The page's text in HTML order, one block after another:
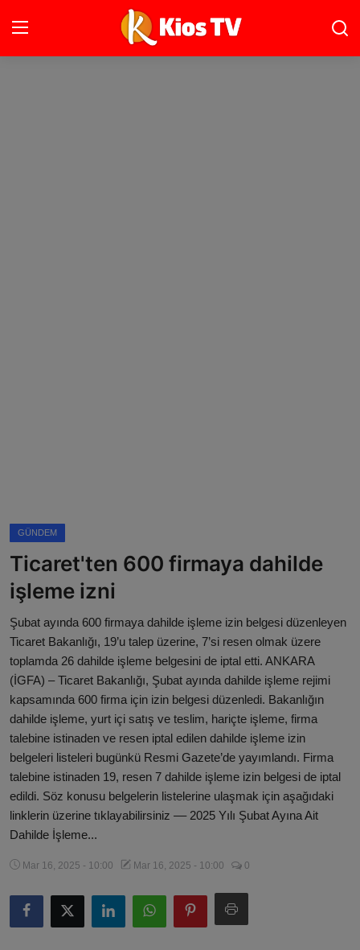
Çerez Politikası
Kullanım Şartnamesi
Veri Politikası
GÜNDEM
Ticaret'ten 600 firmaya dahilde
işleme izni
Şubat ayında 600 firmaya dahilde işleme izin belgesi düzenleyen
Ticaret Bakanlığı, 19’u talep üzerine, 7’si resen olmak üzere
toplamda 26 dahilde işleme belgesini de iptal etti. ANKARA
(İGFA) – Ticaret Bakanlığı, Şubat ayında dahilde işleme rejimi
kapsamında 600 firma için izin belgesi düzenledi. Bakanlığın
dahilde işleme, yurt içi satış ve teslim, hariçte işleme, firma
talebine istinaden ve resen iptal edilen dahilde işleme izin
belgeleri listeleri bugünkü Resmi Gazete’de yayımlandı. Firma
talebine istinaden 19, resen 7 dahilde işleme izin belgesi de iptal
edildi.​​​​​​​ Söz konusu belgelerin listelerine ulaşmak için aşağıdaki
linklerin üzerine tıklayabilirsiniz –– 2025 Yılı Şubat Ayına Ait
Dahilde İşleme...
Mar 16, 2025 - 10:00 Mar 16, 2025 - 10:00 0